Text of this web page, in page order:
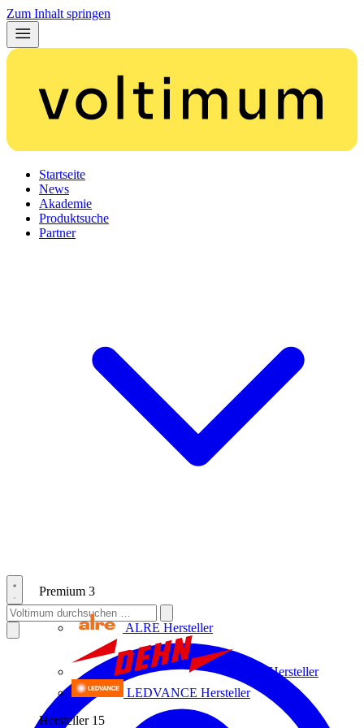
Zum Inhalt springen
Startseite
News
Akademie
Produktsuche
Partner
Premium 3
ALRE Hersteller
Hersteller
LEDVANCE Hersteller
Hersteller 15